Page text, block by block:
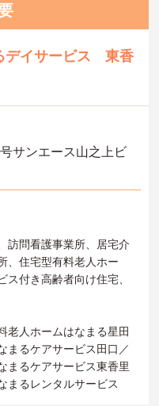
デイサービス 東香
サンエース山之上ビ
訪問看護事業所、居宅介
、住宅型有料老人ホー
ス付き高齢者向け住宅、
老人ホームはなまる星田
まるケアサービス田口／
まるケアサービス東香里
まるレンタルサービス